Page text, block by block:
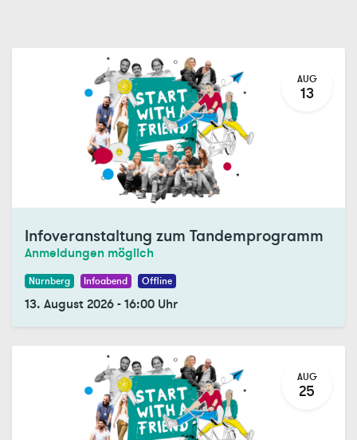
AUG
13
Infoveranstaltung zum Tandemprogramm
Anmeldungen möglich
Nürnberg Infoabend Offline
13. August 2026-16:00 Uhr
AUG
25